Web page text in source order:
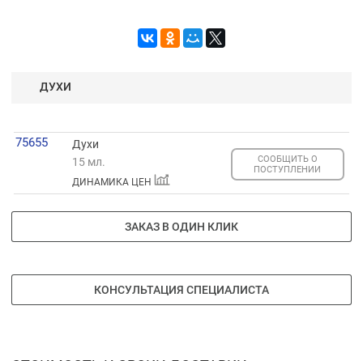
ДУХИ
75655
Духи
15 мл.
ДИНАМИКА ЦЕН
СООБЩИТЬ О
ПОСТУПЛЕНИИ
ЗАКАЗ В ОДИН КЛИК
КОНСУЛЬТАЦИЯ СПЕЦИАЛИСТА